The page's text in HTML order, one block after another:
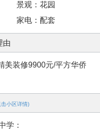
景观：花园
家电：配套
由
美装修9900元/平方华侨
小区详情)
学：